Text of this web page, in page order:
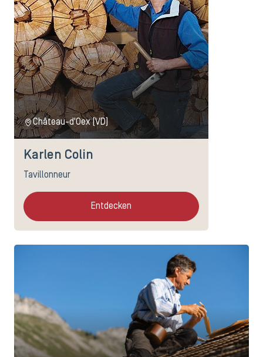
Château-d'Oex (VD)
Karlen Colin
Tavillonneur
Entdecken